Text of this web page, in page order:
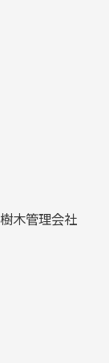
木管理会社